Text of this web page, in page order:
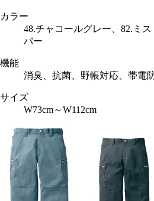
カラー
48.チャコールグレー、82.ミ
バー
機能
消臭、抗菌、野帳対応、帯電
サイズ
W73cm～W112cm